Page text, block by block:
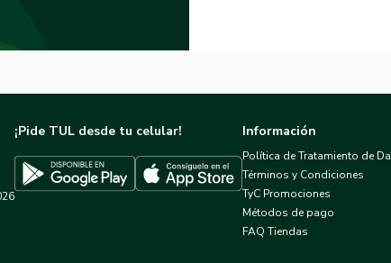
¡Pide TUL desde tu celular!
Descargar TUL en Google PlayDescargar TUL en App Store
Información
Política de Tratamiento de
Términos y Condiciones
TyC Promociones
Métodos de pago
FAQ Tiendas